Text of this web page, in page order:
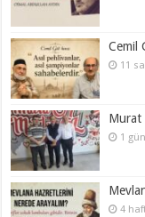
Cemil
11
Murat
1
4